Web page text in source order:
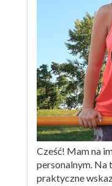
Cześć! Mam na
personalnym. Na
praktyczne